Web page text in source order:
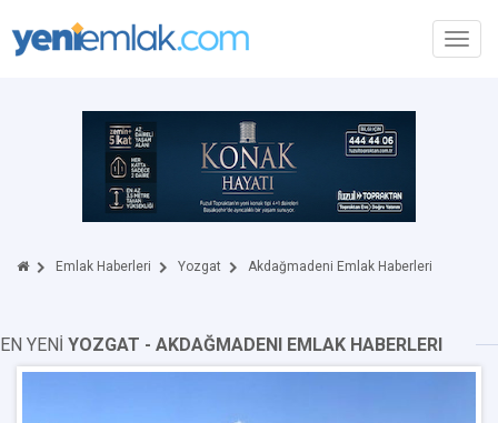
Emlak Haberleri Yozgat Akdağmadeni Emlak Haberleri
EN YENİ YOZGAT - AKDAĞMADENI EMLAK HABERLERI